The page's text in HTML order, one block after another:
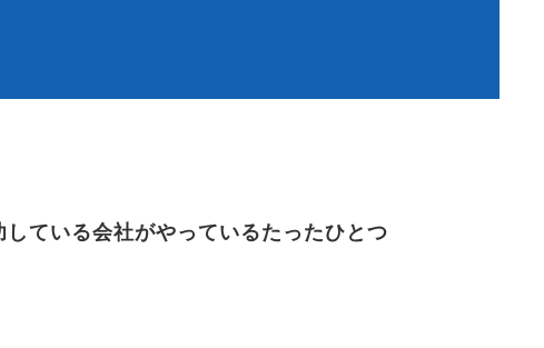
ている会社がやっているたったひとつ